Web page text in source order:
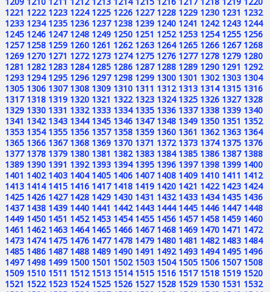
1221 1222 1223 1224 1225 1226 1227 1228 1229 1230 1231 1232
1233 1234 1235 1236 1237 1238 1239 1240 1241 1242 1243 1244
1245 1246 1247 1248 1249 1250 1251 1252 1253 1254 1255 1256
1257 1258 1259 1260 1261 1262 1263 1264 1265 1266 1267 1268
1269 1270 1271 1272 1273 1274 1275 1276 1277 1278 1279 1280
1281 1282 1283 1284 1285 1286 1287 1288 1289 1290 1291 1292
1293 1294 1295 1296 1297 1298 1299 1300 1301 1302 1303 1304
1305 1306 1307 1308 1309 1310 1311 1312 1313 1314 1315 1316
1317 1318 1319 1320 1321 1322 1323 1324 1325 1326 1327 1328
1329 1330 1331 1332 1333 1334 1335 1336 1337 1338 1339 1340
1341 1342 1343 1344 1345 1346 1347 1348 1349 1350 1351 1352
1353 1354 1355 1356 1357 1358 1359 1360 1361 1362 1363 1364
1365 1366 1367 1368 1369 1370 1371 1372 1373 1374 1375 1376
1377 1378 1379 1380 1381 1382 1383 1384 1385 1386 1387 1388
1389 1390 1391 1392 1393 1394 1395 1396 1397 1398 1399 1400
1401 1402 1403 1404 1405 1406 1407 1408 1409 1410 1411 1412
1413 1414 1415 1416 1417 1418 1419 1420 1421 1422 1423 1424
1425 1426 1427 1428 1429 1430 1431 1432 1433 1434 1435 1436
1437 1438 1439 1440 1441 1442 1443 1444 1445 1446 1447 1448
1449 1450 1451 1452 1453 1454 1455 1456 1457 1458 1459 1460
1461 1462 1463 1464 1465 1466 1467 1468 1469 1470 1471 1472
1473 1474 1475 1476 1477 1478 1479 1480 1481 1482 1483 1484
1485 1486 1487 1488 1489 1490 1491 1492 1493 1494 1495 1496
1497 1498 1499 1500 1501 1502 1503 1504 1505 1506 1507 1508
1509 1510 1511 1512 1513 1514 1515 1516 1517 1518 1519 1520
1521 1522 1523 1524 1525 1526 1527 1528 1529 1530 1531 1532